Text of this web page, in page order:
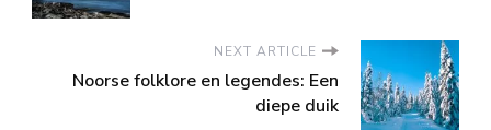
NEXT ARTICLE
Noorse folklore en legendes: Een
diepe duik